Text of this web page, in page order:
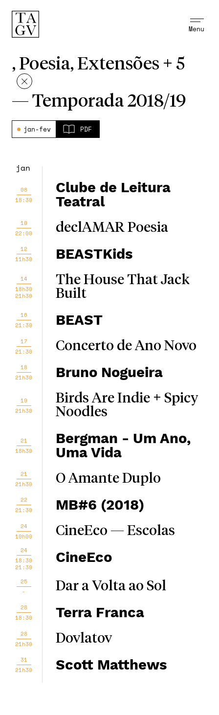
Menu
, Poesia, Extensões + 5
— Temporada 2018/19
jan-fev PDF
jan
08
18:30
Clube de Leitura
Teatral
10
22:00
declAMAR Poesia
12
11h30
BEASTKids
14
18h30
21h30
The House That Jack
Built
16
21:30
BEAST
17
21:30
Concerto de Ano Novo
18
21h30
Bruno Nogueira
19
21h30
Birds Are Indie + Spicy
Noodles
21
18h30
Bergman - Um Ano,
Uma Vida
21
21h30
O Amante Duplo
22
21:30
MB#6 (2018)
24
10h00
CineEco — Escolas
24
18:30
21:30
CineEco
25
-
Dar a Volta ao Sol
28
18:30
Terra Franca
28
21h30
Dovlatov
31
21h30
Scott Matthews